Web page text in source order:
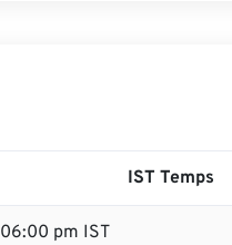
IST Temps
06:00 pm IST